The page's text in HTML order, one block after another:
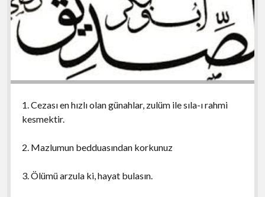
1. Cezası en hızlı olan günahlar, zulüm ile sıla-ı rahmi
kesmektir.
2. Mazlumun bedduasından korkunuz
3. Ölümü arzula ki, hayat bulasın.